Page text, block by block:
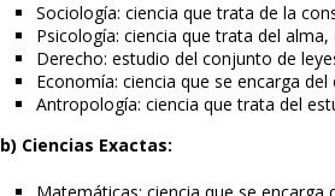
Sociología: ciencia que trata de la
Psicología: ciencia que trata del
Derecho: estudio del conjunto de
Economía: ciencia que se encarga
Antropología: ciencia que trata del
b) Ciencias Exactas: